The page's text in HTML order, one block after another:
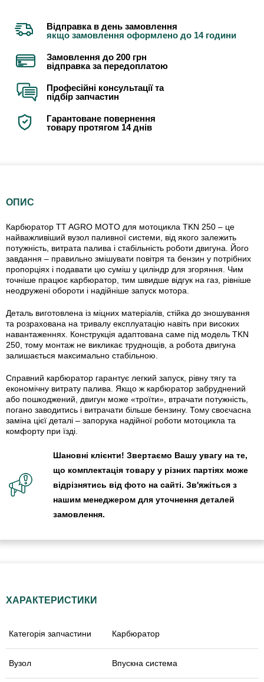
Відправка в день замовлення
якщо замовлення оформлено до 14 години
Замовлення до 200 грн
відправка за передоплатою
Професійні консультації та
підбір запчастин
Гарантоване повернення
товару протягом 14 днів
ОПИС
Карбюратор TT AGRO MOTO для мотоцикла TKN 250 – це
найважливіший вузол паливної системи, від якого залежить
потужність, витрата палива і стабільність роботи двигуна. Його
завдання – правильно змішувати повітря та бензин у потрібних
пропорціях і подавати цю суміш у циліндр для згоряння. Чим
точніше працює карбюратор, тим швидше відгук на газ, рівніше
неодружені обороти і надійніше запуск мотора.
Деталь виготовлена із міцних матеріалів, стійка до зношування
та розрахована на тривалу експлуатацію навіть при високих
навантаженнях. Конструкція адаптована саме під модель TKN
250, тому монтаж не викликає труднощів, а робота двигуна
залишається максимально стабільною.
Справний карбюратор гарантує легкий запуск, рівну тягу та
економічну витрату палива. Якщо ж карбюратор забруднений
або пошкоджений, двигун може «троїти», втрачати потужність,
погано заводитись і витрачати більше бензину. Тому своєчасна
заміна цієї деталі – запорука надійної роботи мотоцикла та
комфорту при їзді.
Шановні клієнти! Звертаємо Вашу увагу на те,
що комплектація товару у різних партіях може
відрізнятись від фото на сайті. Зв'яжіться з
нашим менеджером для уточнення деталей
замовлення.
ХАРАКТЕРИСТИКИ
Категорія запчастини Карбюратор
Вузол Впускна система